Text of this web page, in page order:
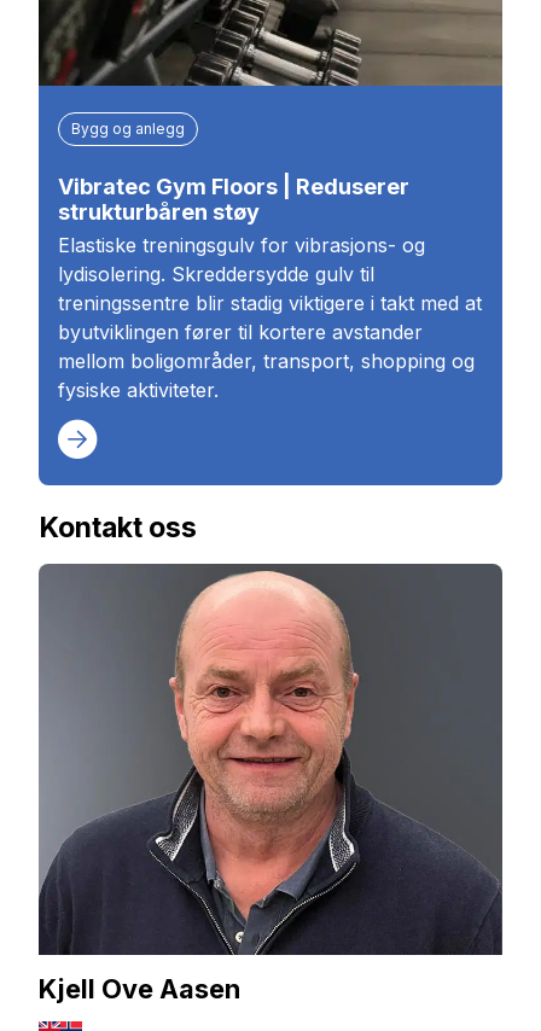
Bygg og anlegg
Vibratec Gym Floors | Reduserer
strukturbåren støy
Elastiske treningsgulv for vibrasjons- og
lydisolering. Skreddersydde gulv til
treningssentre blir stadig viktigere i takt med at
byutviklingen fører til kortere avstander
mellom boligområder, transport, shopping og
fysiske aktiviteter.
Kontakt oss
Kjell Ove Aasen